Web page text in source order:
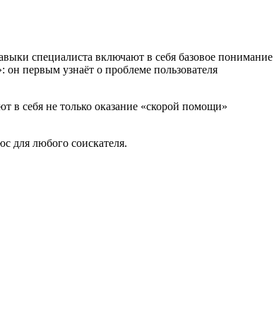
специалиста включают в себя базовое понимание
первым узнаёт о проблеме пользователя
в себя не только оказание «скорой помощи»
для любого соискателя.